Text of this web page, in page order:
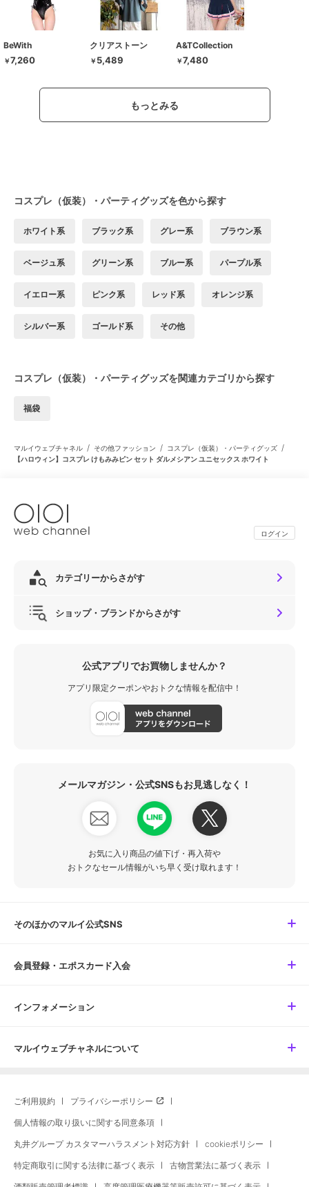
BeWith
￥7,260
クリアストーン
￥ 5,489
A&TCollection
￥7,480
もっとみる
コスプレ（仮装）・パーティグッズを色から探す
ホワイト系 ブラック系 グレー系 ブラウン系
ベージュ系 グリーン系 ブルー系 パープル系
イエロー系 ピンク系 レッド系 オレンジ系
シルバー系 ゴールド系 その他
コスプレ（仮装）・パーティグッズを関連カテゴリから探す
福袋
マルイウェブチャネル / その他ファッション / コスプレ（仮装）・パーティグッズ /
【ハロウィン】コスプレ けもみみピン セット ダルメシアン ユニセックス ホワイト
ログイン
カテゴリーからさがす
ショップ・ブランドからさがす
公式アプリでお買物しませんか？
アプリ限定クーポンやおトクな情報を配信中！
メールマガジン・公式SNSもお見逃しなく！
お気に入り商品の値下げ・再入荷や
おトクなセール情報がいち早く受け取れます！
そのほかのマルイ公式SNS
会員登録・エポスカード入会
インフォメーション
マルイウェブチャネルについて
ご利用規約 プライバシーポリシー
個人情報の取り扱いに関する同意条項
丸井グループ カスタマーハラスメント対応方針 cookieポリシー
特定商取引に関する法律に基づく表示 古物営業法に基づく表示